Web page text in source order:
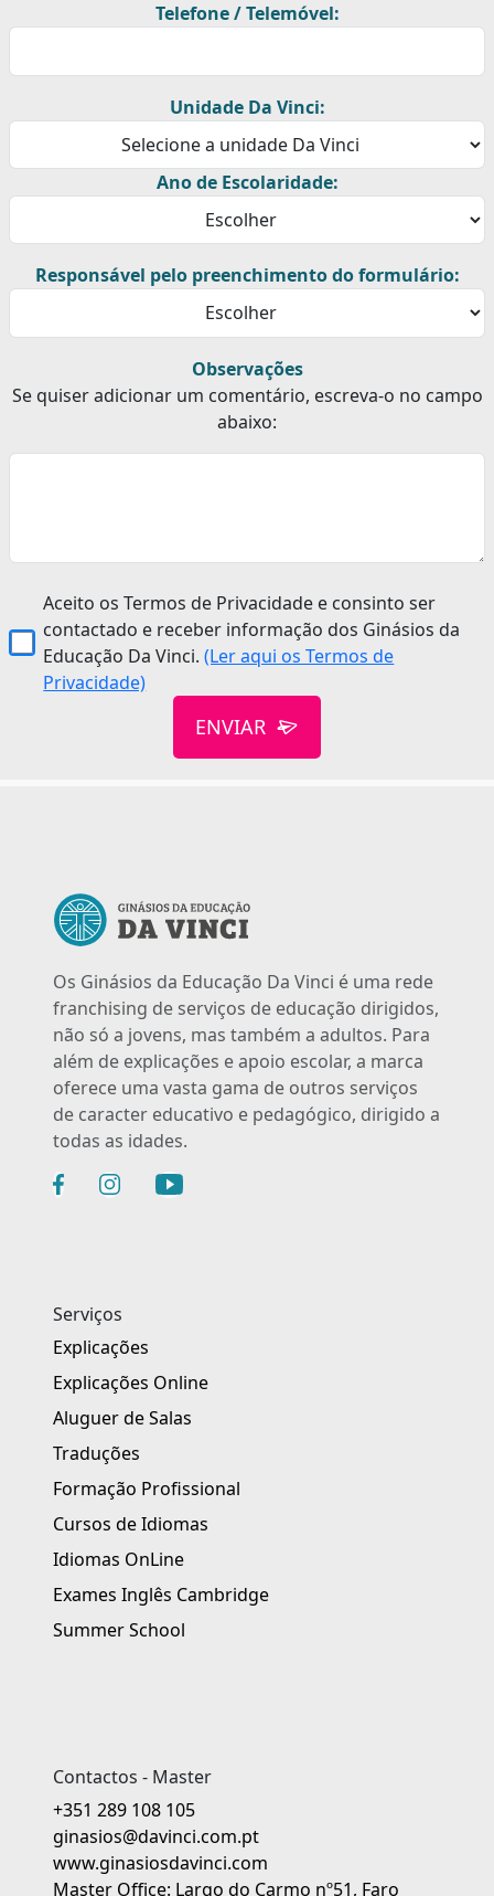
Telefone / Telemóvel:
Unidade Da Vinci:
Ano de Escolaridade:
Responsável pelo preenchimento do formulário:
Observações
Se quiser adicionar um comentário, escreva-o no campo
abaixo:
Aceito os Termos de Privacidade e consinto ser
contactado e receber informação dos Ginásios da
Educação Da Vinci.(Ler aqui os Termos de
Privacidade)
ENVIAR
Os Ginásios da Educação Da Vinci é uma rede
franchising de serviços de educação dirigidos,
não só a jovens, mas também a adultos. Para
além de explicações e apoio escolar, a marca
oferece uma vasta gama de outros serviços
de caracter educativo e pedagógico, dirigido a
todas as idades.
Serviços
Explicações
Explicações Online
Aluguer de Salas
Traduções
Formação Profissional
Cursos de Idiomas
Idiomas OnLine
Exames Inglês Cambridge
Summer School
Contactos - Master
+351 289 108 105
ginasios@davinci.com.pt
www.ginasiosdavinci.com
Master Office: Largo do Carmo nº51, Faro